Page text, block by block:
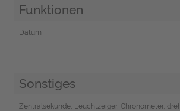
Funktionen
Datum
Sonstiges
Zentralsekunde, Leuchtzeiger, Chronometer,